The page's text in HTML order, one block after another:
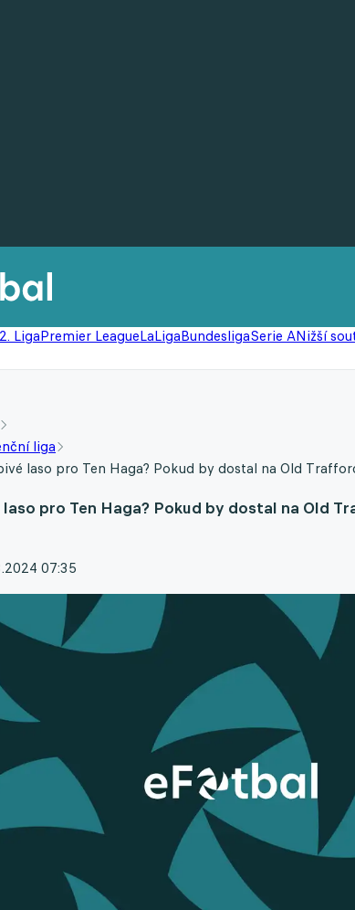
2. LigaPremier LeagueLaLigaBundesligaSerie ANižší
liga
laso pro Ten Haga? Pokud by dostal na Old
pro Ten Haga? Pokud by dostal na Old
07:35